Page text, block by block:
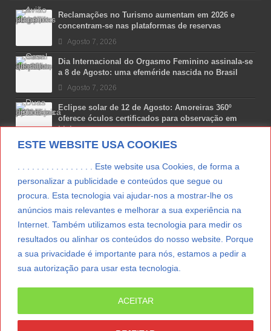
ESTE WEBSITE USA COOKIES
. . . . . . . . . . . . . . . . Este website usa Cookies, de forma a
personalizar a publicidade e conteúdos que segue ou
procura. Esta tecnologia vai ajudar-nos a mostrar-lhe os
anúncios mais relevantes e melhorar a sua experiência na
Internet. Também utilizamos esta tecnologia para medir os
resultados ou alinhar os conteúdos do nosso website. Porque
a sua privacidade é importante para nós, estamos a pedir a
sua autorização para usar esta tecnologia.
ACEITAR
Reclamações no Turismo aumentam em 2026 e
concentram-se nas plataformas de reservas
Agosto 7, 2026
Dia Internacional do Orgasmo Feminino assinala-se
a 8 de Agosto: uma efeméride nascida no Brasil
Agosto 7, 2026
Eclipse solar de 12 de Agosto: Amoreiras 360º
oferece óculos certificados para observação em
Lisboa
Agosto 7, 2026
Lua Afonso vence prémio internacional de liderança
Agosto 7, 2026
Preparar o carro para as férias de Verão
Agosto 5, 2026